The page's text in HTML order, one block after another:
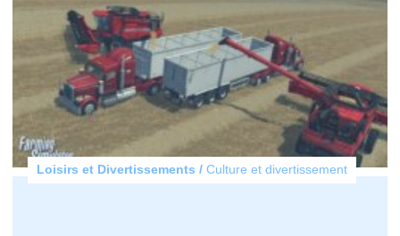
Loisirs et Divertissements / Culture et divertissement